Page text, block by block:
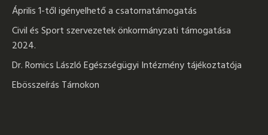
Április 1-től igényelhető a csatornatámogatás
Civil és Sport szervezetek önkormányzati támogatása
2024.
Dr. Romics László Egészségügyi Intézmény tájékoztatója
Ebösszeírás Tárnokon